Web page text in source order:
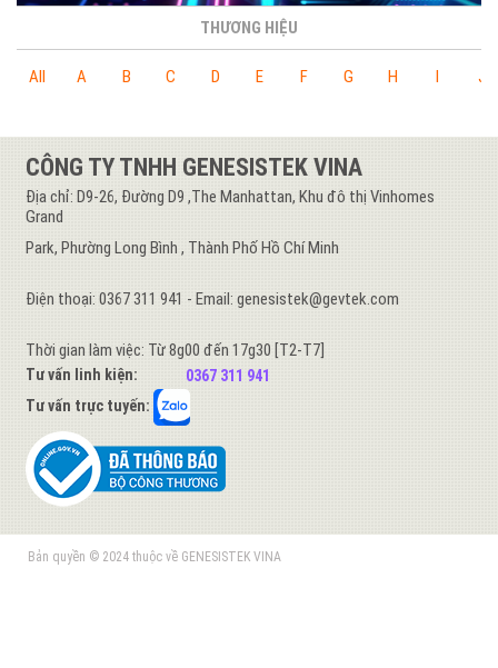
THƯƠNG HIỆU
All A B C D E F G H I J
CÔNG TY TNHH GENESISTEK VINA
Địa chỉ: D9-26, Đường D9 ,The Manhattan, Khu đô thị Vinhomes
Grand
Park, Phường Long Bình , Thành Phố Hồ Chí Minh
Điện thoại: 0367 311 941 - Email: genesistek@gevtek.com
Thời gian làm việc: Từ 8g00 đến 17g30 [T2-T7]
Tư vấn linh kiện:
0367 311 941
Tư vấn trực tuyến:
Bản quyền © 2024 thuộc về GENESISTEK VINA